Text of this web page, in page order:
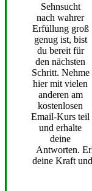
Sehnsucht
nach wahrer
Erfüllung groß
genug ist, bist
du bereit für
den nächsten
Schritt. Nehme
hier mit vielen
anderen am
kostenlosen
Email-Kurs teil
und erhalte
deine
Antworten.
deine Kraft